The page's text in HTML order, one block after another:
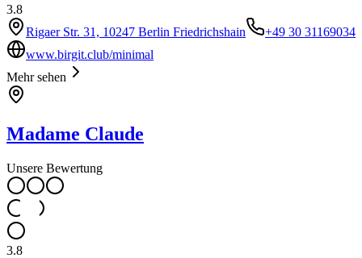
3.8
Rigaer Str. 31, 10247 Berlin Friedrichshain
+49 30 31169034
www.birgit.club/minimal
Mehr sehen
Madame Claude
Unsere Bewertung
3.8